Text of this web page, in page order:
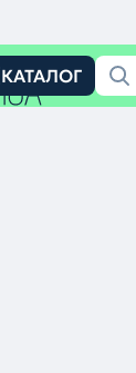
КАТАЛОГ